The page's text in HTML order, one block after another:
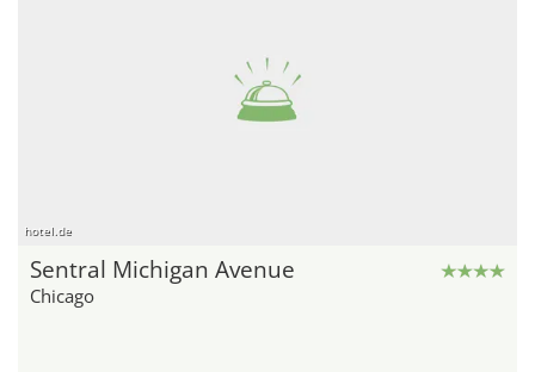
hotel.de
Sentral Michigan Avenue
Chicago